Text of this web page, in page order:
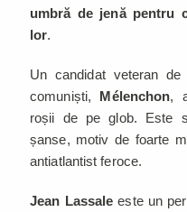
umbră de jenă pentru
lor.
Un candidat veteran
comuniști, Mélenchon,
roșii de pe glob. Este
șanse, motiv de foarte
antiatlantist feroce.
Jean Lassaleeste un